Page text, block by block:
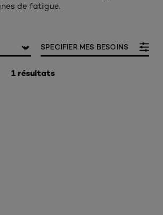
de fatigue.
1 résultats
SPECIFIER MES BESOINS